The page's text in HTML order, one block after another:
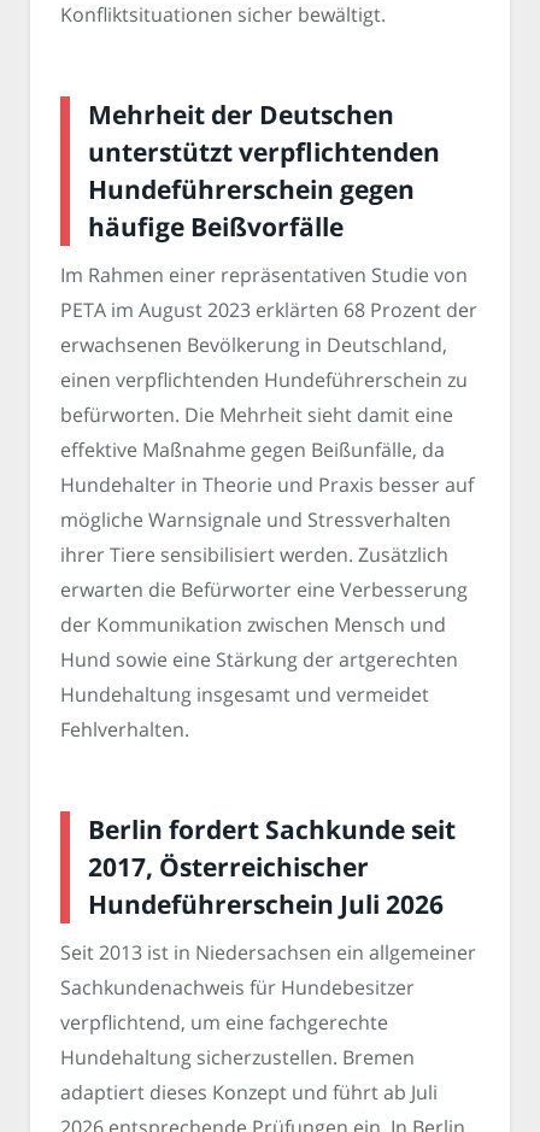
Konfliktsituationen sicher bewältigt.
Mehrheit der Deutschen
unterstützt verpflichtenden
Hundeführerschein gegen
häufige Beißvorfälle
Im Rahmen einer repräsentativen Studie von
PETA im August 2023 erklärten 68 Prozent der
erwachsenen Bevölkerung in Deutschland,
einen verpflichtenden Hundeführerschein zu
befürworten. Die Mehrheit sieht damit eine
effektive Maßnahme gegen Beißunfälle, da
Hundehalter in Theorie und Praxis besser auf
mögliche Warnsignale und Stressverhalten
ihrer Tiere sensibilisiert werden. Zusätzlich
erwarten die Befürworter eine Verbesserung
der Kommunikation zwischen Mensch und
Hund sowie eine Stärkung der artgerechten
Hundehaltung insgesamt und vermeidet
Fehlverhalten.
Berlin fordert Sachkunde seit
2017, Österreichischer
Hundeführerschein Juli 2026
Seit 2013 ist in Niedersachsen ein allgemeiner
Sachkundenachweis für Hundebesitzer
verpflichtend, um eine fachgerechte
Hundehaltung sicherzustellen. Bremen
adaptiert dieses Konzept und führt ab Juli